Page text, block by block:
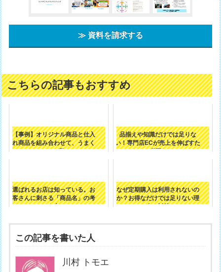
≫ 資料を請求する
こちらの記事もおすすめ
【事例】オリジナル商品と仕入
れ商品を組み合わせて、うまく
いったお店の...
品揃えや知識だけでは足りな
い！専門店ECが売上を伸ばすた
めに必要なも...
選ばれるお店は知っている。お
客さんに刺さる「商品名」の考
え方
なぜ定期購入は利用されないの
か？お得なだけでは足りない理
由と対策
この記事を書いた人
川村 トモエ